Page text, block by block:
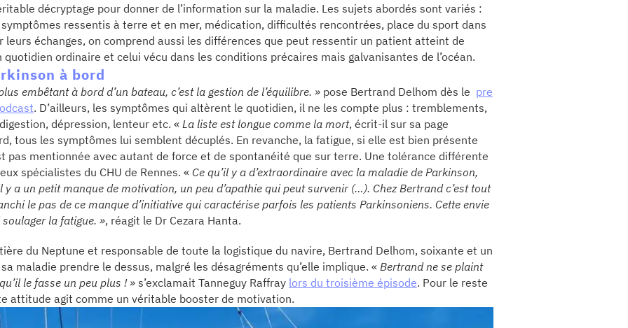
décryptage pour donner de l’information sur la maladie. Les sujets abordés sont variés :
ressentis à terre et en mer, médication, difficultés rencontrées, place du sport dans
leurs échanges, on comprend aussi les différences que peut ressentir un patient atteint de
quotidien ordinaire et celui vécu dans les conditions précaires mais galvanisantes de l’océan.
à bord
embêtant à bord d’un bateau, c’est la gestion de l’équilibre. » pose Bertrand Delhom dès le pre
. D’ailleurs, les symptômes qui altèrent le quotidien, il ne les compte plus : tremblements,
dépression, lenteur etc. « La liste est longue comme la mort, écrit-il sur sa page
tous les symptômes lui semblent décuplés. En revanche, la fatigue, si elle est bien présente
pas mentionnée avec autant de force et de spontanéité que sur terre. Une tolérance différente
spécialistes du CHU de Rennes. « Ce qu’il y a d’extraordinaire avec la maladie de Parkinson,
y a un petit manque de motivation, un peu d’apathie qui peut survenir (…). Chez Bertrand c’est tout
le pas de ce manque d’initiative qui caractérise parfois les patients Parkinsoniens. Cette envie
la fatigue. », réagit le Dr Cezara Hanta.
du Neptune et responsable de toute la logistique du navire, Bertrand Delhom, soixante et un
maladie prendre le dessus, malgré les désagréments qu’elle implique. « Bertrand ne se plaint
le fasse un peu plus ! » s’exclamait Tanneguy Raffray lors du troisième épisode. Pour le reste
attitude agit comme un véritable booster de motivation.